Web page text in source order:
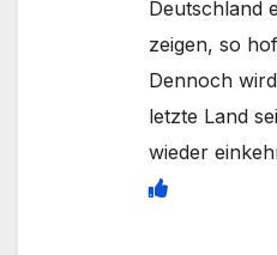
Deutschland
zeigen, so
Dennoch
letzte Land
wieder